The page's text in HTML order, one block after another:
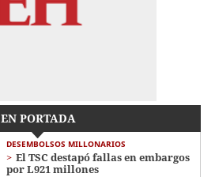
EN PORTADA
DESEMBOLSOS MILLONARIOS
El TSC destapó fallas en embargos
por L921 millones